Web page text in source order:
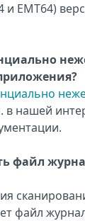
и EMT64)
в нашей
файл
файл